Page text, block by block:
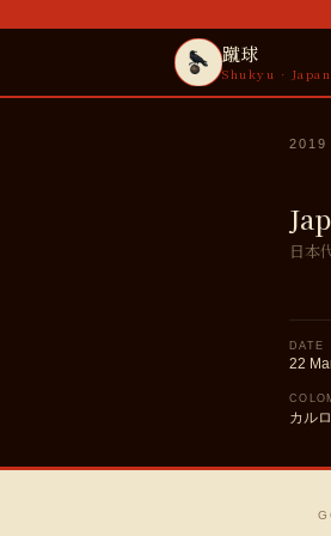
蹴球
Shukyu ·
2019
日本
DATE
22
カル